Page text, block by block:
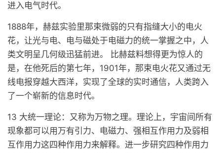
进入电气时代。
1888年，赫兹实验里那束微弱的只有指缝大小的电火
花，让光与电、电与磁处于电磁力的统一掌握之中，人
类文明呈几何级迅猛前进。 比赫兹料想得更为惊人的
是，在他死后的第七年，1901年，那束电火花又通过无
线电报穿越大西洋，实现了全球的实时通信，人类跨入
了一个崭新的信息时代。
13 大统一理论：又称为万物之理。理论上，宇宙间所有
现象都可以用万有引力、电磁力、强相互作用力及弱相
互作用力这四种作用力来解释。进一步研究四种作用力